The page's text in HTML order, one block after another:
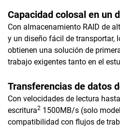
Capacidad colosal en un
Con almacenamiento RAID de
y un diseño fácil de transportar,
obtienen una solución de
trabajo exigentes tanto en el
Transferencias de datos
Con velocidades de lectura
escritura2 1500MB/s (solo
compatibilidad con flujos de